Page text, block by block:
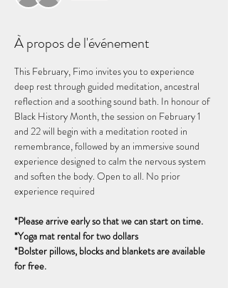
À propos de l'événement
This February, Fimo invites you to experience
deep rest through guided meditation, ancestral
reflection and a soothing sound bath. In honour of
Black History Month, the session on February 1
and 22 will begin with a meditation rooted in
remembrance, followed by an immersive sound
experience designed to calm the nervous system
and soften the body. Open to all. No prior
experience required
*Please arrive early so that we can start on time.
*Yoga mat rental for two dollars
*Bolster pillows, blocks and blankets are available
for free.